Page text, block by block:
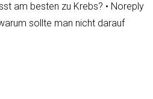
am besten zu Krebs? • Noreply
sollte man nicht darauf